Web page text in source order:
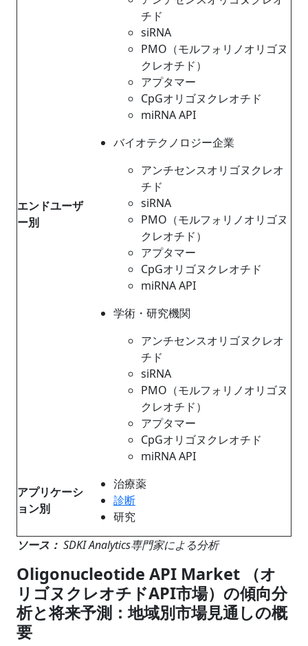
エンドユーザ
ー別
チド
siRNA
PMO（モルフォリノオリゴヌ
クレオチド）
アプタマー
CpGオリゴヌクレオチド
miRNA API
バイオテクノロジー企業
アンチセンスオリゴヌクレオ
チド
siRNA
PMO（モルフォリノオリゴヌ
クレオチド）
アプタマー
CpGオリゴヌクレオチド
miRNA API
学術・研究機関
アンチセンスオリゴヌクレオ
チド
siRNA
PMO（モルフォリノオリゴヌ
クレオチド）
アプタマー
CpGオリゴヌクレオチド
miRNA API
アプリケーシ
ョン別
治療薬
診断
研究
ソース： SDKI Analytics専門家による分析
Oligonucleotide API Market （オ
リゴヌクレオチドAPI市場）の傾向分
析と将来予測：地域別市場見通しの概
要